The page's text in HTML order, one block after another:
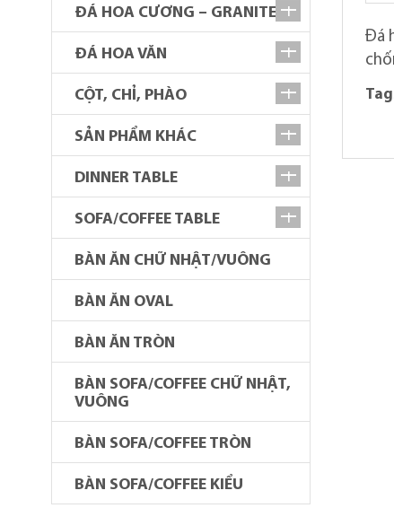
Đá
ĐÁ HOA CƯƠNG – GRANITE
ĐÁ HOA VĂN
CỘT, CHỈ, PHÀO
SẢN PHẨM KHÁC
DINNER TABLE
SOFA/COFFEE TABLE
BÀN ĂN CHỮ NHẬT/VUÔNG
BÀN ĂN OVAL
BÀN ĂN TRÒN
BÀN SOFA/COFFEE CHỮ NHẬT,
VUÔNG
BÀN SOFA/COFFEE TRÒN
BÀN SOFA/COFFEE KIỂU